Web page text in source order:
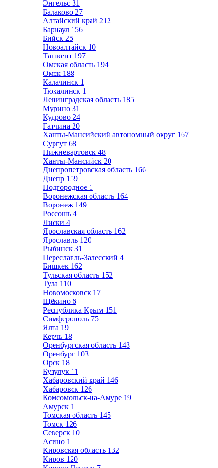
Энгельс 31
Балаково 27
Алтайский край 212
Барнаул 156
Бийск 25
Новоалтайск 10
Ташкент 197
Омская область 194
Омск 188
Калачинск 1
Тюкалинск 1
Ленинградская область 185
Мурино 31
Кудрово 24
Гатчина 20
Ханты-Мансийский автономный округ 167
Сургут 68
Нижневартовск 48
Ханты-Мансийск 20
Днепропетровская область 166
Днепр 159
Подгородное 1
Воронежская область 164
Воронеж 149
Россошь 4
Лиски 4
Ярославская область 162
Ярославль 120
Рыбинск 31
Переславль-Залесский 4
Бишкек 162
Тульская область 152
Тула 110
Новомосковск 17
Щёкино 6
Республика Крым 151
Симферополь 75
Ялта 19
Керчь 18
Оренбургская область 148
Оренбург 103
Орск 18
Бузулук 11
Хабаровский край 146
Хабаровск 126
Комсомольск-на-Амуре 19
Амурск 1
Томская область 145
Томск 126
Северск 10
Асино 1
Кировская область 132
Киров 120